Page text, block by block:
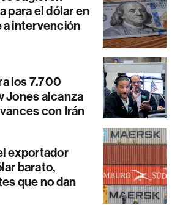
para el dólar en
a intervención
los 7.700
Jones alcanza
con Irán
exportador
barato,
que no dan